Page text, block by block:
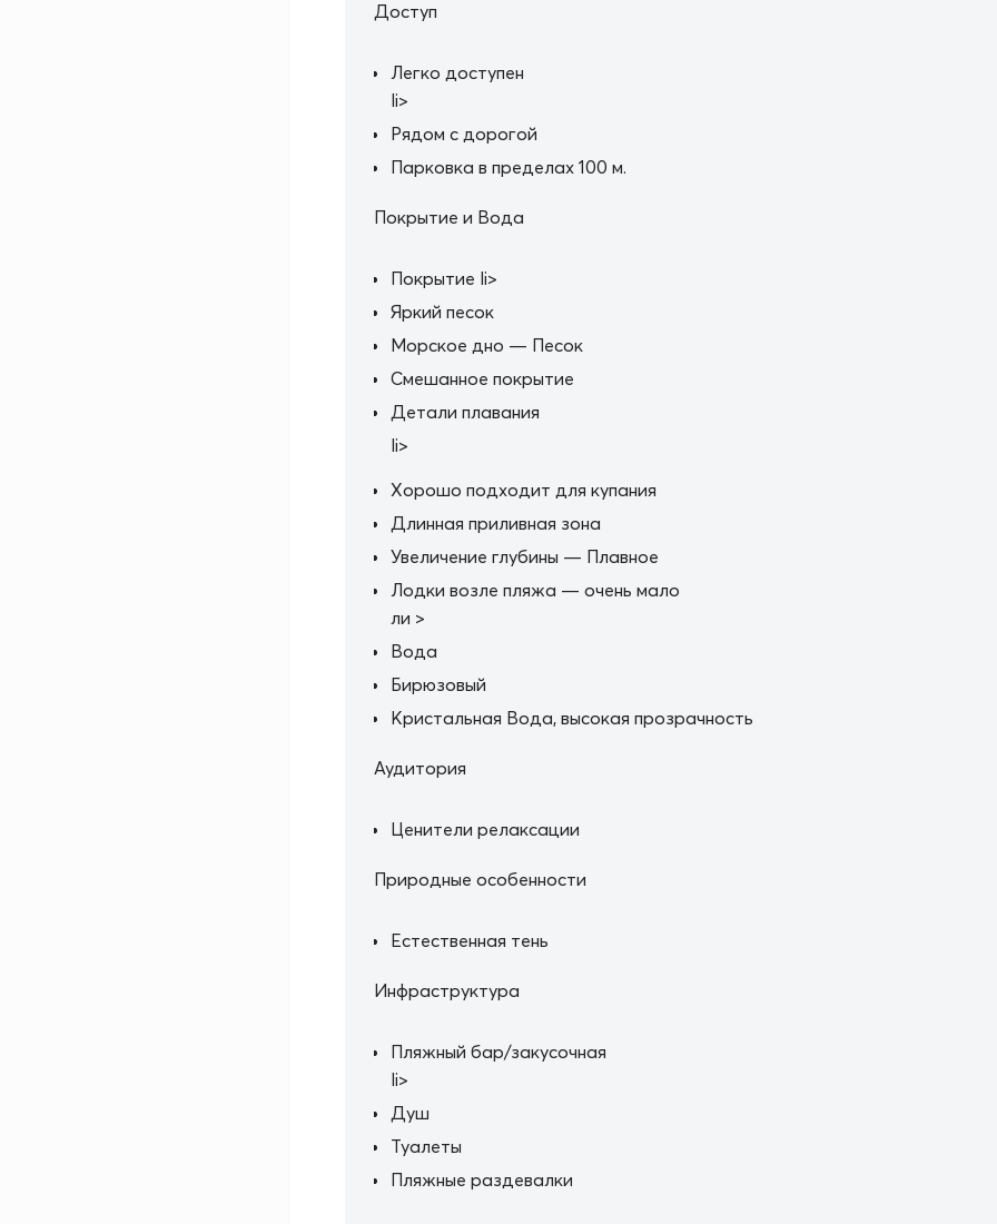
Доступ
Легко доступен
li>
Рядом с дорогой
Парковка в пределах 100 м.
Покрытие и Вода
Покрытие li>
Яркий песок
Морское дно — Песок
Смешанное покрытие
Детали плавания
li>
Хорошо подходит для купания
Длинная приливная зона
Увеличение глубины — Плавное
Лодки возле пляжа — очень мало
ли >
Вода
Бирюзовый
Кристальная Вода, высокая прозрачность
Аудитория
Ценители релаксации
Природные особенности
Естественная тень
Инфраструктура
Пляжный бар/закусочная
li>
Душ
Туалеты
Пляжные раздевалки